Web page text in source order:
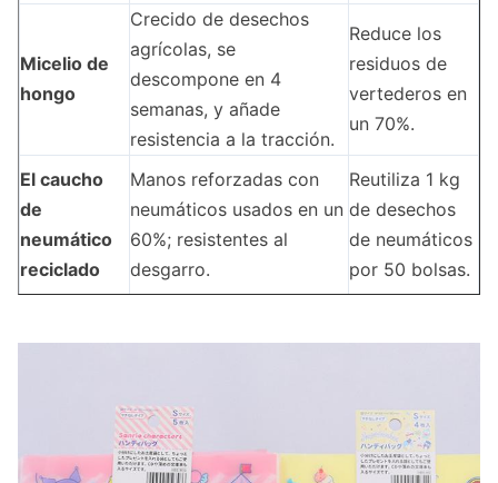
Micelio de
hongo
Crecido de desechos
agrícolas, se
descompone en 4
semanas, y añade
resistencia a la tracción.
Reduce los
residuos de
vertederos en
un 70%.
El caucho
de
neumático
reciclado
Manos reforzadas con
neumáticos usados en un
60%; resistentes al
desgarro.
Reutiliza 1 kg
de desechos
de neumáticos
por 50 bolsas.